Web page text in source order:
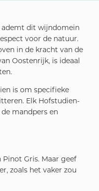
ademt dit wijndomein
voor de natuur.
in de kracht van de
Oostenrijk, is ideaal
is om specifieke
Elk Hofstudien-
mandpers en
Gris. Maar geef
zoals het vaker zou